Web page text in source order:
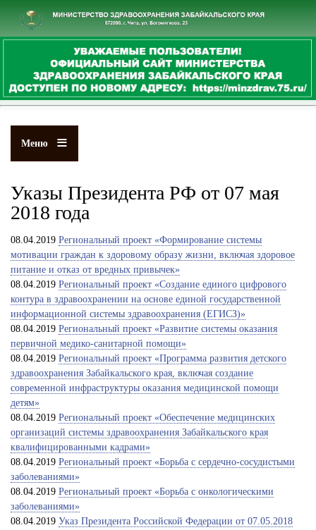
к
основному
содержанию
Меню
Указы Президента РФ от 07 мая
2018 года
08.04.2019 Региональный проект «Формирование системы
мотивации граждан к здоровому образу жизни, включая здоровое
питание и отказ от вредных привычек»
08.04.2019 Региональный проект «Создание единого цифрового
контура в здравоохранении на основе единой государственной
информационной системы здравоохранения (ЕГИСЗ)»
08.04.2019 Региональный проект «Развитие системы оказания
первичной медико-санитарной помощи»
08.04.2019 Региональный проект «Программа развития детского
здравоохранения Забайкальского края, включая создание
современной инфраструктуры оказания медицинской помощи
детям»
08.04.2019 Региональный проект «Обеспечение медицинских
организаций системы здравоохранения Забайкальского края
квалифицированными кадрами»
08.04.2019 Региональный проект «Борьба с сердечно-сосудистыми
заболеваниями»
08.04.2019 Региональный проект «Борьба с онкологическими
заболеваниями»
08.04.2019 Указ Президента Российской Федерации от 07.05.2018